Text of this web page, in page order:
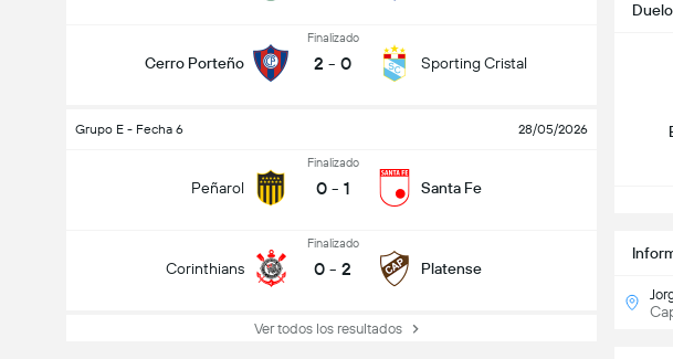
Cerro Porteño
Finalizado
2 - 0 Sporting Cristal
Grupo E - Fecha 6 28/05/2026
Peñarol
Finalizado
0 - 1 Santa Fe
Corinthians
Finalizado
0 - 2 Platense
Ver todos los resultados